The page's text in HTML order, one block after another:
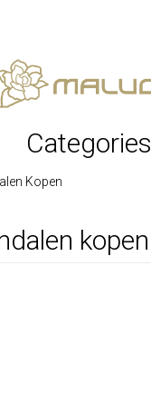
Categories
Kopen
kopen